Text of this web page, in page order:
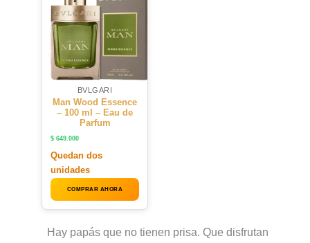
BVLGARI
Man Wood Essence
– 100 ml – Eau de
Parfum
$ 649.000
Quedan dos
unidades
COMPRAR AHORA
Hay papás que no tienen prisa. Que disfrutan